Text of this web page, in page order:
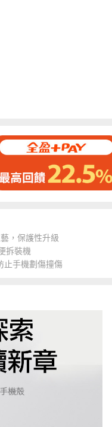
，保護性升級
拆裝機
止手機劃傷撞傷